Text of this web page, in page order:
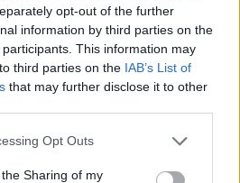
opt-out of the further
information by third parties on the
participants. This information may
third parties on the IAB’s List of
that may further disclose it to other
app uses one or more Google
usage behaviour. You may click to
Opt Outs
Sharing of my
értesülj a friss hírekről a